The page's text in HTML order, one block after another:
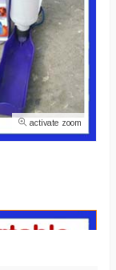
activate zoom